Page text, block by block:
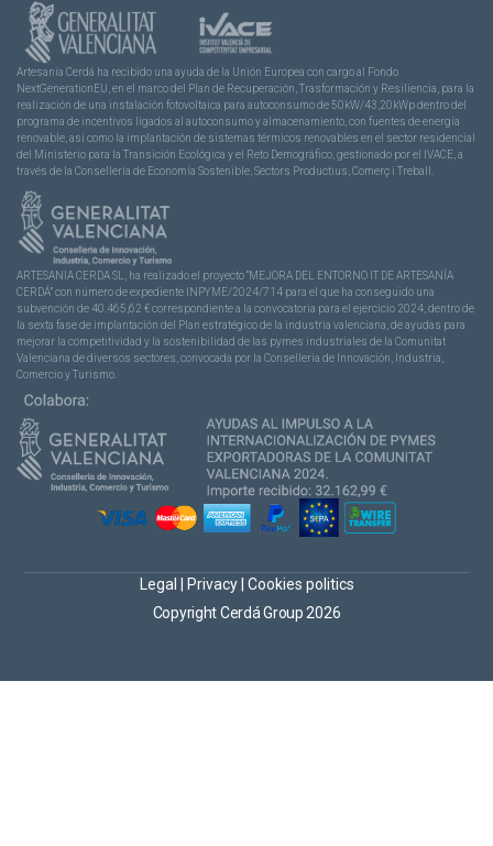
Artesanía Cerdá ha recibido una ayuda de la Unión Europea con cargo al Fondo
NextGenerationEU, en el marco del Plan de Recuperación, Trasformación y Resiliencia, para la
realización de una instalación fotovoltaica para autoconsumo de 50kW/43,20kWp dentro del
programa de incentivos ligados al autoconsumo y almacenamiento, con fuentes de energía
renovable, así como la implantación de sistemas térmicos renovables en el sector residencial
del Ministerio para la Transición Ecológica y el Reto Demográfico, gestionado por el IVACE, a
través de la Consellería de Economía Sostenible, Sectors Productius, Comerç i Treball.
ARTESANIA CERDA SL, ha realizado el proyecto “MEJORA DEL ENTORNO IT DE ARTESANÍA
CERDÁ” con número de expediente INPYME/2024/714 para el que ha conseguido una
subvención de 40.465,62 € correspondiente a la convocatoria para el ejercicio 2024, dentro de
la sexta fase de implantación del Plan estratégico de la industria valenciana, de ayudas para
mejorar la competitividad y la sostenibilidad de las pymes industriales de la Comunitat
Valenciana de diversos sectores, convocada por la Conselleria de Innovación, Industria,
Comercio y Turismo.
Copyright Cerdá Group 2026
Legal Privacy Cookies politics